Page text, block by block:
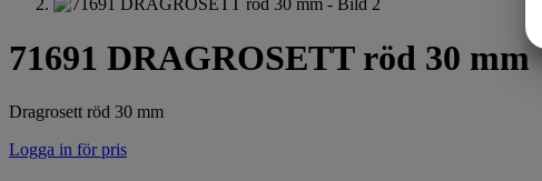
71691 DRAGROSETT röd 30 mm
Dragrosett röd 30 mm
Logga in för pris